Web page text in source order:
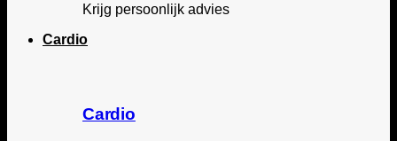
Krijg persoonlijk advies
Cardio
Cardio